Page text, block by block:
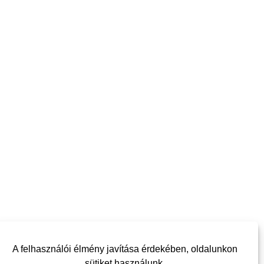
A felhasználói élmény javítása érdekében, oldalunkon